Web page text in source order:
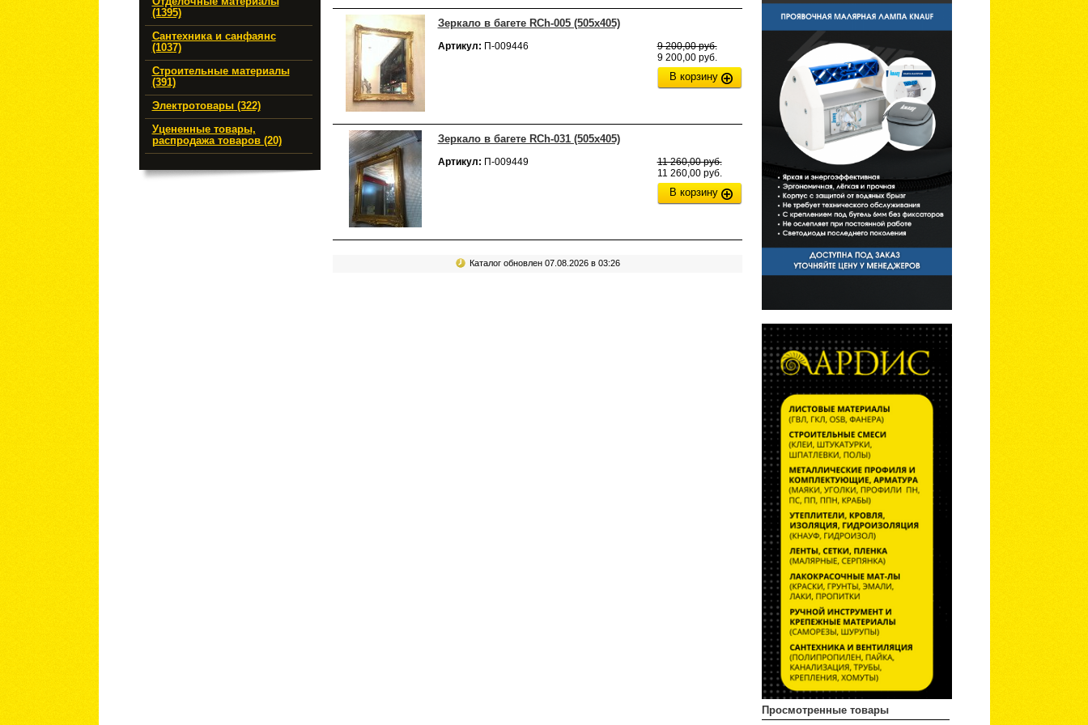
Просмотренные товары
(1395)
Сантехника и санфаянс
(1037)
Строительные материалы
(391)
Электротовары (322)
Уцененные товары,
распродажа товаров (20)
Зеркало в багете RCh-005 (505x405)
Артикул: П-009446
9 200,00 руб.
9 200,00 руб.
В корзину
Зеркало в багете RCh-031 (505x405)
Артикул: П-009449
11 260,00 руб.
11 260,00 руб.
В корзину
Каталог обновлен 07.08.2026 в 03:26